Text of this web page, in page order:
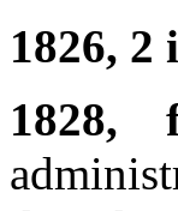
1826, 2
1828,